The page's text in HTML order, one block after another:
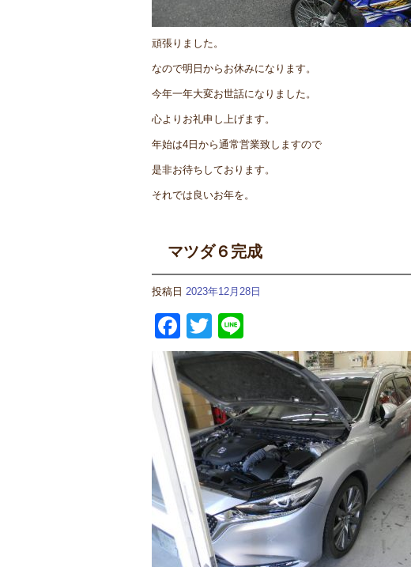
頑張りました。
なので明日からお休みになります。
今年一年大変お世話になりました。
心よりお礼申し上げます。
年始は4日から通常営業致しますので
是非お待ちしております。
それでは良いお年を。
マツダ６完成
投稿日 2023年12月28日
Facebook
Twitter